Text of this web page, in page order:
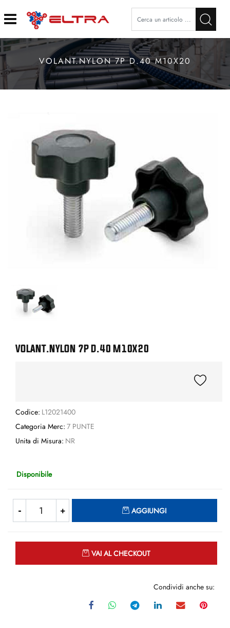
Open
VOLANT.NYLON 7P D.40 M10X20
VOLANT.NYLON 7P D.40 M10X20
Codice: L12021400
Categoria Merc: 7 PUNTE
Unita di Misura: NR
Disponibile
AGGIUNGI
VAI AL CHECKOUT
Condividi anche su: